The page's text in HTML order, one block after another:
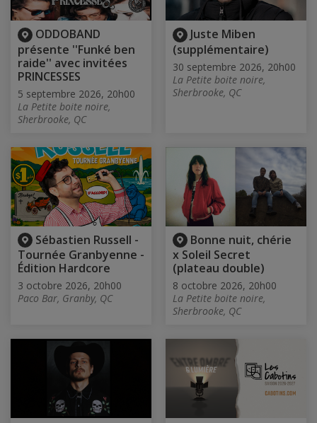
ODDOBAND
présente ''Funké ben
raide'' avec invitées
PRINCESSES
5 septembre 2026, 20h00
La Petite boite noire,
Sherbrooke, QC
Juste Miben
(supplémentaire)
30 septembre 2026, 20h00
La Petite boite noire,
Sherbrooke, QC
Sébastien Russell -
Tournée Granbyenne -
Édition Hardcore
3 octobre 2026, 20h00
Paco Bar, Granby, QC
Bonne nuit, chérie
x Soleil Secret
(plateau double)
8 octobre 2026, 20h00
La Petite boite noire,
Sherbrooke, QC